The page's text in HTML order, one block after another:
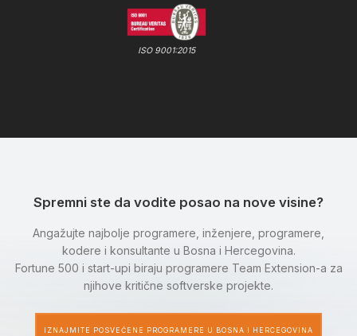
ISO 9001:2015
Spremni ste da vodite posao na nove visine?
Angažujte najbolje programere, inženjere, programere,
kodere i konsultante u Bosna i Hercegovina.
Fortune 500 i start-upi biraju programere Team Extension-a za
njihove kritične softverske projekte.
IZNAJMITE POSVEĆENE PROGRAMERE U BOSNA I HERCEGOVINA